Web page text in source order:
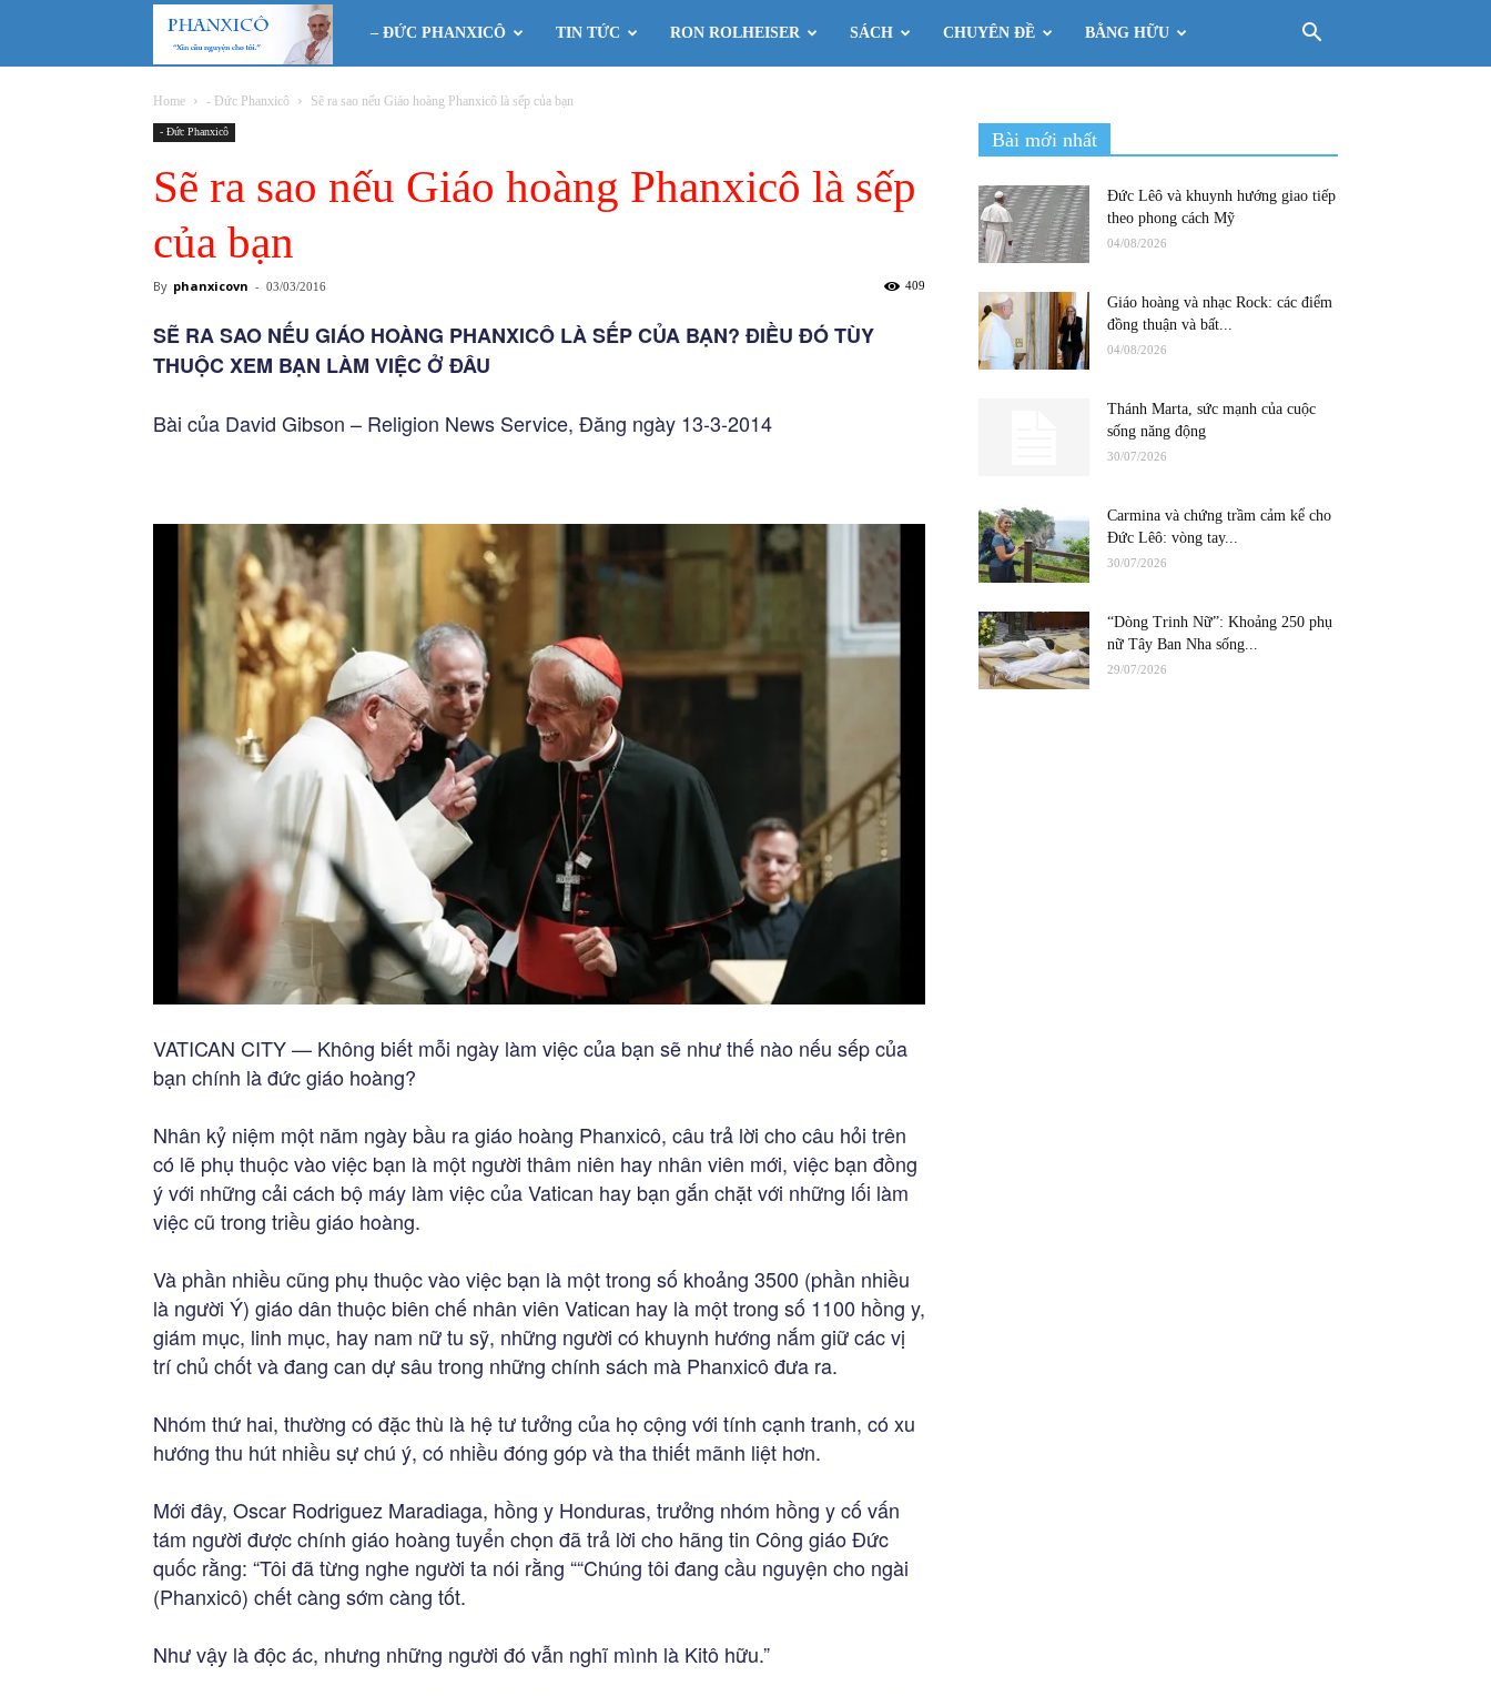
Phanxicô
– ĐỨC PHANXICÔ TIN TỨC RON ROLHEISER SÁCH CHUYÊN ĐỀ BẰNG HỮU
Home - Đức Phanxicô Sẽ ra sao nếu Giáo hoàng Phanxicô là sếp của bạn
- Đức Phanxicô
Sẽ ra sao nếu Giáo hoàng Phanxicô là sếp
của bạn
By phanxicovn - 03/03/2016 409
SẼ RA SAO NẾU GIÁO HOÀNG PHANXICÔ LÀ SẾP CỦA BẠN? ĐIỀU ĐÓ TÙY
THUỘC XEM BẠN LÀM VIỆC Ở ĐÂU
Bài của David Gibson – Religion News Service, Đăng ngày 13-3-2014
VATICAN CITY — Không biết mỗi ngày làm việc của bạn sẽ như thế nào nếu sếp của
bạn chính là đức giáo hoàng?
Nhân kỷ niệm một năm ngày bầu ra giáo hoàng Phanxicô, câu trả lời cho câu hỏi trên
có lẽ phụ thuộc vào việc bạn là một người thâm niên hay nhân viên mới, việc bạn đồng
ý với những cải cách bộ máy làm việc của Vatican hay bạn gắn chặt với những lối làm
việc cũ trong triều giáo hoàng.
Và phần nhiều cũng phụ thuộc vào việc bạn là một trong số khoảng 3500 (phần nhiều
là người Ý) giáo dân thuộc biên chế nhân viên Vatican hay là một trong số 1100 hồng y,
giám mục, linh mục, hay nam nữ tu sỹ, những người có khuynh hướng nắm giữ các vị
trí chủ chốt và đang can dự sâu trong những chính sách mà Phanxicô đưa ra.
Nhóm thứ hai, thường có đặc thù là hệ tư tưởng của họ cộng với tính cạnh tranh, có xu
hướng thu hút nhiều sự chú ý, có nhiều đóng góp và tha thiết mãnh liệt hơn.
Mới đây, Oscar Rodriguez Maradiaga, hồng y Honduras, trưởng nhóm hồng y cố vấn
tám người được chính giáo hoàng tuyển chọn đã trả lời cho hãng tin Công giáo Đức
quốc rằng: “Tôi đã từng nghe người ta nói rằng ““Chúng tôi đang cầu nguyện cho ngài
(Phanxicô) chết càng sớm càng tốt.
Như vậy là độc ác, nhưng những người đó vẫn nghĩ mình là Kitô hữu.”
Bài mới nhất
Đức Lêô và khuynh hướng giao tiếp
theo phong cách Mỹ
04/08/2026
Giáo hoàng và nhạc Rock: các điểm
đồng thuận và bất...
04/08/2026
Thánh Marta, sức mạnh của cuộc
sống năng động
30/07/2026
Carmina và chứng trầm cảm kể cho
Đức Lêô: vòng tay...
30/07/2026
“Dòng Trinh Nữ”: Khoảng 250 phụ
nữ Tây Ban Nha sống...
29/07/2026